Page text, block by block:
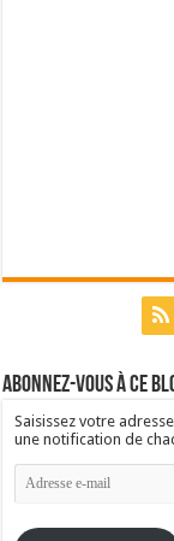
Abonnez-vous à ce
Saisissez votre
une notification de
Adresse
e-